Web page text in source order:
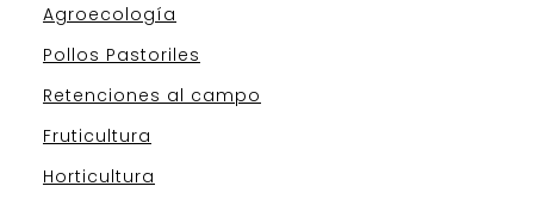
Agroecología
Pollos Pastoriles
Retenciones al campo
Fruticultura
Horticultura